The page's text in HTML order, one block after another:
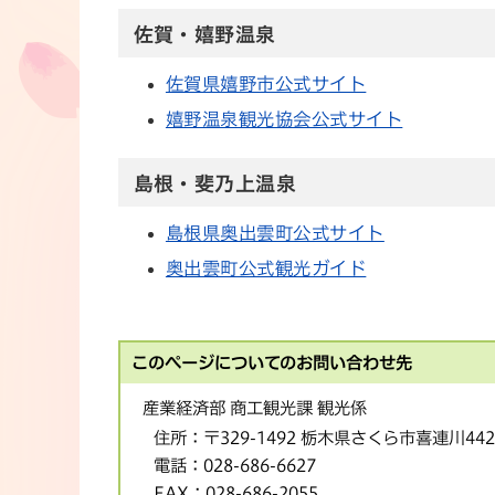
佐賀・嬉野温泉
佐賀県嬉野市公式サイト
嬉野温泉観光協会公式サイト
島根・斐乃上温泉
島根県奥出雲町公式サイト
奥出雲町公式観光ガイド
このページについてのお問い合わせ先
産業経済部 商工観光課 観光係
住所： 〒329-1492 栃木県さくら市喜連川
電話： 028-686-6627